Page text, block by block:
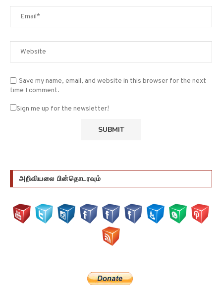
Save my name, email, and website in this browser for the next
time I comment.
Sign me up for the newsletter!
அறிவியலை பின்தொடரவும்